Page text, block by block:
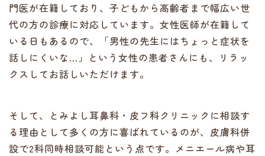
門医が在籍しており、子どもから高齢者まで幅広い世
代の方の診療に対応しています。女性医師が在籍して
いる日もあるので、「男性の先生にはちょっと症状を
話しにくいな…」という女性の患者さんにも、リラッ
クスしてお話しいただけます。
そして、とみよし耳鼻科・皮フ科クリニックに相談す
る理由として多くの方に喜ばれているのが、皮膚科併
設で2科同時相談可能という点です。メニエール病や耳